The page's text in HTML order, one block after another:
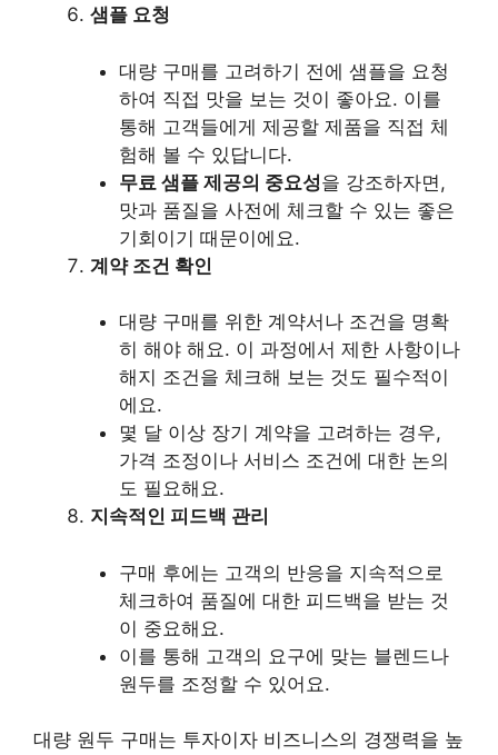
샘플 요청
대량 구매를 고려하기 전에 샘플을 요청
하여 직접 맛을 보는 것이 좋아요. 이를
통해 고객들에게 제공할 제품을 직접 체
험해 볼 수 있답니다.
무료 샘플 제공의 중요성을 강조하자면,
맛과 품질을 사전에 체크할 수 있는 좋은
기회이기 때문이에요.
계약 조건 확인
대량 구매를 위한 계약서나 조건을 명확
히 해야 해요. 이 과정에서 제한 사항이나
해지 조건을 체크해 보는 것도 필수적이
에요.
몇 달 이상 장기 계약을 고려하는 경우,
가격 조정이나 서비스 조건에 대한 논의
도 필요해요.
지속적인 피드백 관리
구매 후에는 고객의 반응을 지속적으로
체크하여 품질에 대한 피드백을 받는 것
이 중요해요.
이를 통해 고객의 요구에 맞는 블렌드나
원두를 조정할 수 있어요.
대량 원두 구매는 투자이자 비즈니스의 경쟁력을 높